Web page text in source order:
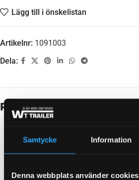
Samtycke Information
Denna webbplats använder cookies
Lägg till i önskelistan
Artikelnr: 1091003
Dela:
Beskrivning
LAGERTYP FÖR TRUMMA